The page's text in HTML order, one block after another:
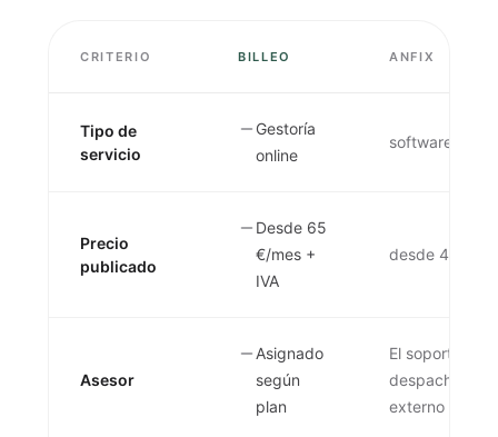
CRITERIO BILLEO ANFIX
Tipo de
servicio
Gestoría
online
software de
Precio
publicado
Desde 65
€/mes +
IVA
desde 4,99 €/
Asesor
Asignado
según
plan
El soporte
despachos.
externo no